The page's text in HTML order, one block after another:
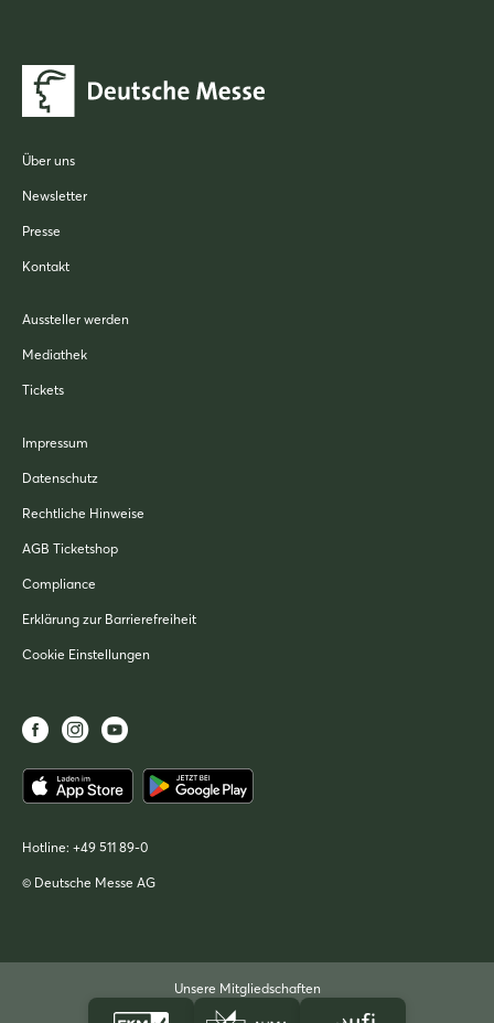
Über uns
Newsletter
Presse
Kontakt
Aussteller werden
Mediathek
Tickets
Impressum
Datenschutz
Rechtliche Hinweise
AGB Ticketshop
Compliance
Erklärung zur Barrierefreiheit
Cookie Einstellungen
Hotline: +49 511 89-0
© Deutsche Messe AG
Unsere Mitgliedschaften